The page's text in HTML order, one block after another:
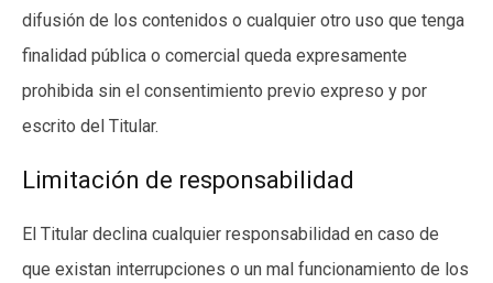
difusión de los contenidos o cualquier otro uso que tenga
finalidad pública o comercial queda expresamente
prohibida sin el consentimiento previo expreso y por
escrito del Titular.
Limitación de responsabilidad
El Titular declina cualquier responsabilidad en caso de
que existan interrupciones o un mal funcionamiento de los